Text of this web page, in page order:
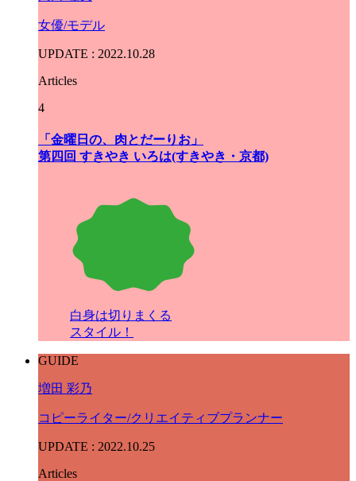
女優/モデル
UPDATE : 2022.10.28
Articles
4
「金曜日の、肉とだーりお」
第四回 すきやき いろは(すきやき・京都)
白身は切りまくる
スタイル！
GUIDE
増田 彩乃
コピーライター/クリエイティブプランナー
UPDATE : 2022.10.25
Articles